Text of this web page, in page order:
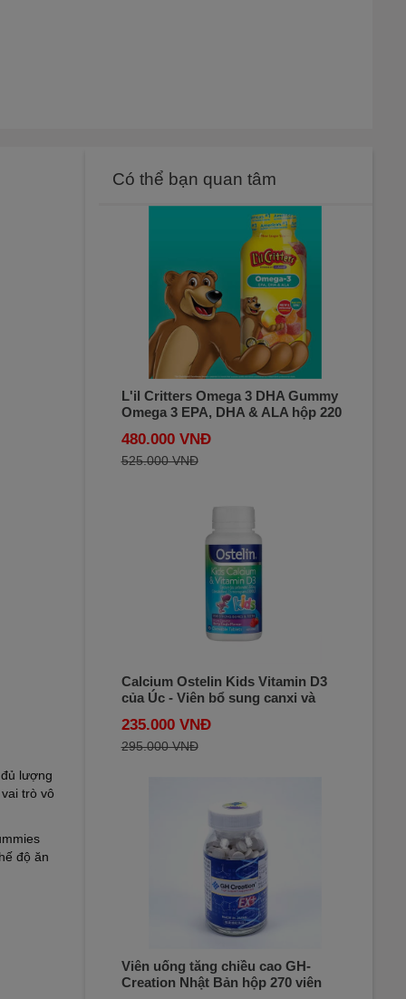
lượng
trò vô
độ ăn
Có thể bạn quan tâm
L'il Critters Omega 3 DHA Gummy
Omega 3 EPA, DHA & ALA hộp 220
DHA cho Bé - mẫu mới
480.000 VNĐ
525.000 VNĐ
Calcium Ostelin Kids Vitamin D3
của Úc - Viên bổ sung canxi và
235.000 VNĐ
295.000 VNĐ
Viên uống tăng chiều cao GH-
Creation Nhật Bản hộp 270 viên